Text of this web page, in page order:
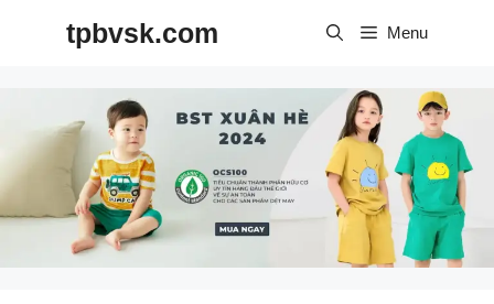
tpbvsk.com Menu